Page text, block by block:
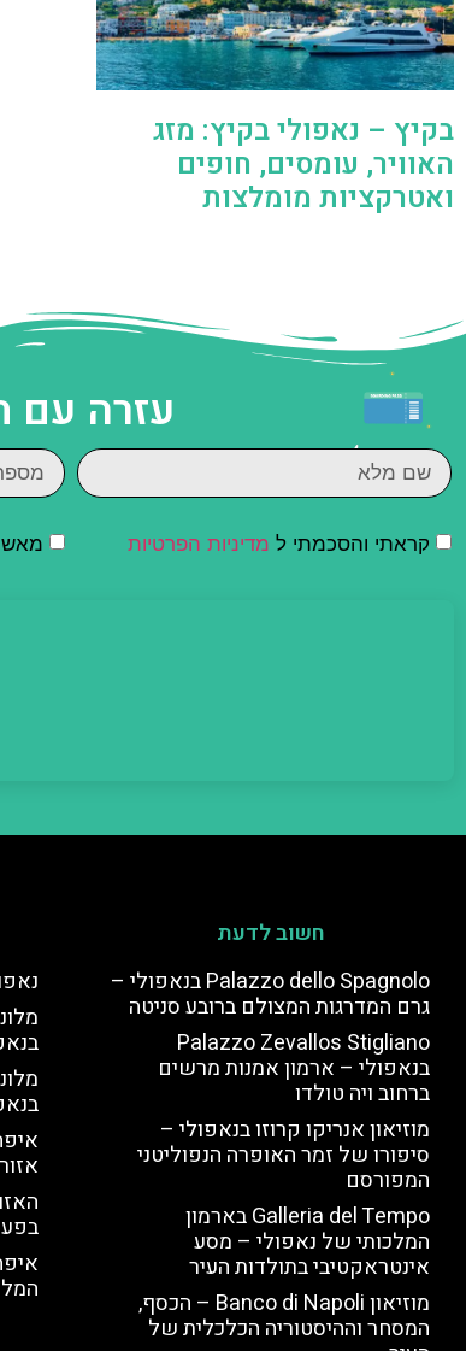
בקיץ – נאפולי בקיץ: מזג
האוויר, עומסים, חופים
ואטרקציות מומלצות
עזרה עם
קראתי והסכמתי ל מדיניות הפרטיות
חשוב לדעת
Palazzo dello Spagnolo בנאפולי –
גרם המדרגות המצולם ברובע סניטה
Palazzo Zevallos Stigliano
בנאפולי – ארמון אמנות מרשים
ברחוב ויה טולדו
מוזיאון אנריקו קרוזו בנאפולי –
סיפורו של זמר האופרה הנפוליטני
המפורסם
Galleria del Tempo בארמון
המלכותי של נאפולי – מסע
אינטראקטיבי בתולדות העיר
מוזיאון Banco di Napoli – הכסף,
המסחר וההיסטוריה הכלכלית של